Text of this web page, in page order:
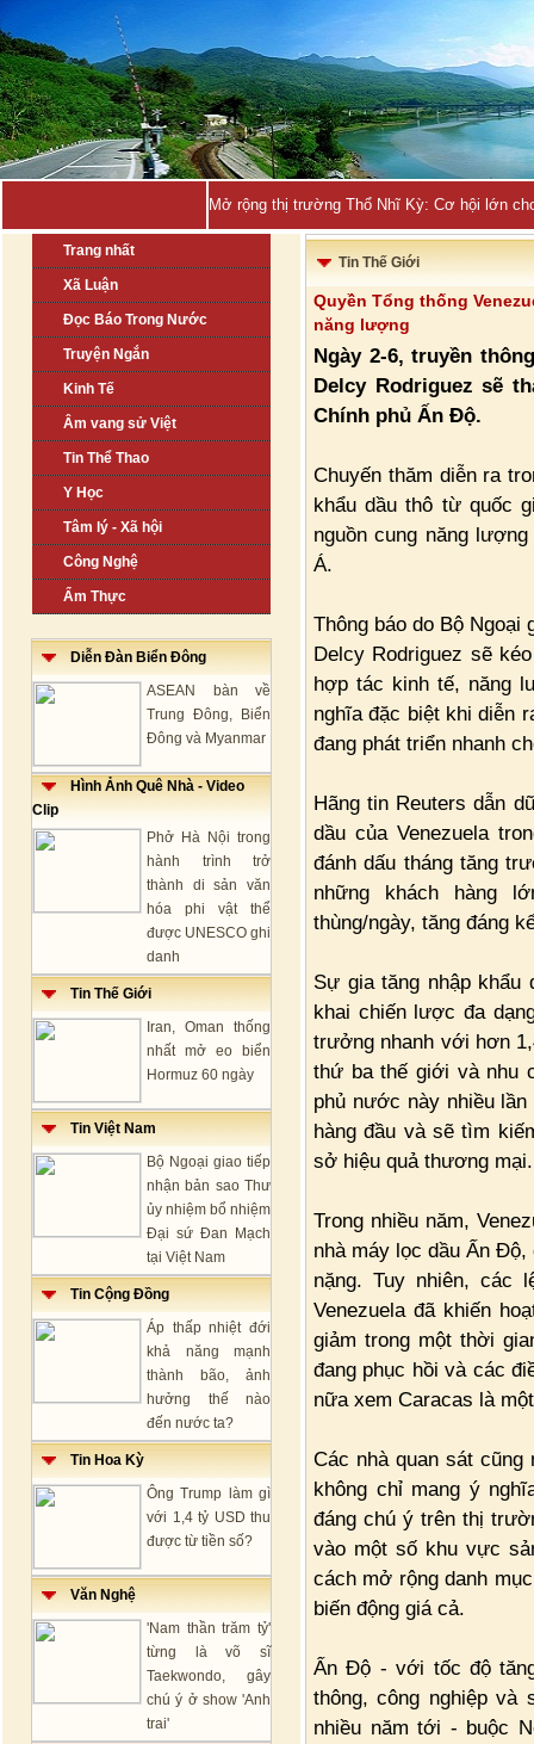
Mở rộng thị trường Thổ Nhĩ Kỳ: Cơ hội lớn
Trang nhất
Xã Luận
Đọc Báo Trong Nước
Truyện Ngắn
Kinh Tế
Âm vang sử Việt
Tin Thể Thao
Y Học
Tâm lý - Xã hội
Công Nghệ
Ẩm Thực
Diễn Đàn Biển Đông
ASEAN bàn về
Trung Đông, Biển
Đông và Myanmar
Hình Ảnh Quê Nhà - Video
Clip
Phở Hà Nội trong
hành trình trở
thành di sản văn
hóa phi vật thể
được UNESCO ghi
danh
Tin Thế Giới
Iran, Oman thống
nhất mở eo biển
Hormuz 60 ngày
Tin Việt Nam
Bộ Ngoại giao tiếp
nhận bản sao Thư
ủy nhiệm bổ nhiệm
Đại sứ Đan Mạch
tại Việt Nam
Tin Cộng Đồng
Áp thấp nhiệt đới
khả năng mạnh
thành bão, ảnh
hưởng thế nào
đến nước ta?
Tin Hoa Kỳ
Ông Trump làm gì
với 1,4 tỷ USD thu
được từ tiền số?
Văn Nghệ
'Nam thần trăm tỷ'
từng là võ sĩ
Taekwondo, gây
chú ý ở show 'Anh
trai'
Tin Thế Giới
Quyền Tổng thống
năng lượng
Ngày 2-6, truyền
Delcy Rodriguez sẽ
Chính phủ Ấn Độ.
Chuyến thăm diễn ra
khẩu dầu thô từ quốc
nguồn cung năng
Á.
Thông báo do Bộ Ngoại
Delcy Rodriguez sẽ
hợp tác kinh tế, năng
nghĩa đặc biệt khi diễn
đang phát triển nhanh
Hãng tin Reuters dẫn
dầu của Venezuela
đánh dấu tháng tăng
những khách hàng
thùng/ngày, tăng đáng
Sự gia tăng nhập khẩu
khai chiến lược đa
trưởng nhanh với hơn
thứ ba thế giới và nhu
phủ nước này nhiều
hàng đầu và sẽ tìm
sở hiệu quả thương mại.
Trong nhiều năm,
nhà máy lọc dầu Ấn
nặng. Tuy nhiên, các
Venezuela đã khiến
giảm trong một thời
đang phục hồi và các
nữa xem Caracas là
Các nhà quan sát cũng
không chỉ mang ý
đáng chú ý trên thị
vào một số khu vực
cách mở rộng danh
biến động giá cả.
Ấn Độ - với tốc độ
thông, công nghiệp
nhiều năm tới - buộc